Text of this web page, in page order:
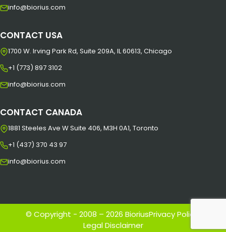
info@biorius.com
CONTACT USA
1700 W. Irving Park Rd, Suite 209A, IL 60613, Chicago
+1 (773) 897 3102
info@biorius.com
CONTACT CANADA
1881 Steeles Ave W Suite 406, M3H 0A1, Toronto
+1 (437) 370 43 97
info@biorius.com
© Copyright - 2008 – 2026 BioriusPrivacy Policy
Legal Disclaimer